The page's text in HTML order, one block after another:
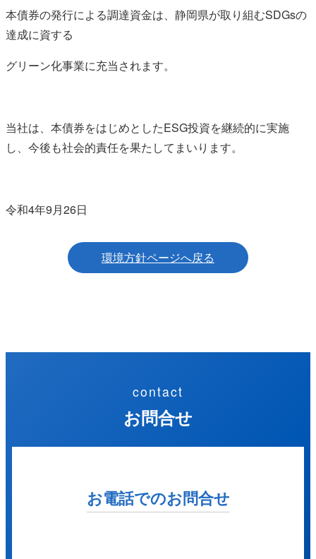
本債券の発行による調達資金は、静岡県が取り組むSDGsの
達成に資する
グリーン化事業に充当されます。
当社は、本債券をはじめとしたESG投資を継続的に実施
し、今後も社会的責任を果たしてまいります。
令和4年9月26日
環境方針ページへ戻る
contact
お問合せ
お電話でのお問合せ